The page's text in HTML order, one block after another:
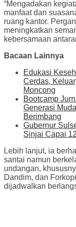
“Mengadakan
manfaat dan
ruang kantor.
meningkatkan
kebersamaan
Bacaan Lainnya
Edukasi
Cerdas,
Moncong
Bootcamp
Generasi
Berimbang
Gubernur
Sinjai Capai
Lebih lanjut, ia
santai namun
undangan,
Dandim, dan
dijadwalkan